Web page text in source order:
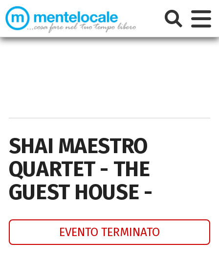
SHAI MAESTRO
QUARTET - THE
GUEST HOUSE -
EVENTO TERMINATO